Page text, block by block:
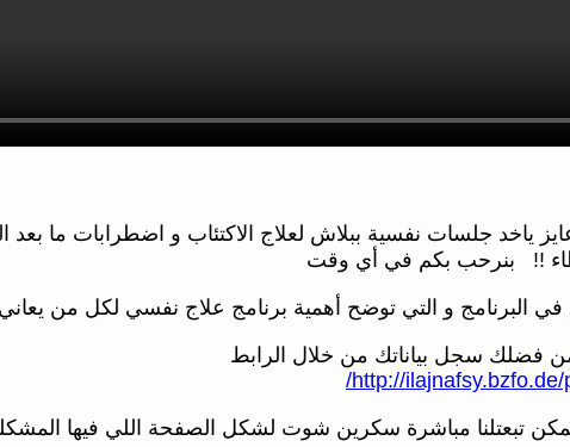
ياخد جلسات نفسية ببلاش لعلاج الاكتئاب و اضطرابات ما بعد
!! بنرحب بكم في أي وقت
في البرنامج و التي توضح أهمية برنامج علاج نفسي لكل من
فضلك سجل بياناتك من خلال الرابط
http://
تبعتلنا مباشرة سكرين شوت لشكل الصفحة اللي فيها